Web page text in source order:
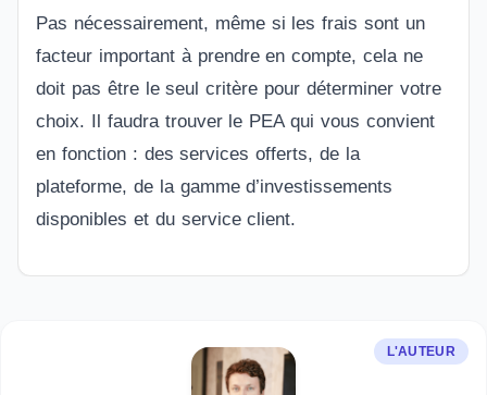
Pas nécessairement, même si les frais sont un
facteur important à prendre en compte, cela ne
doit pas être le seul critère pour déterminer votre
choix. Il faudra trouver le PEA qui vous convient
en fonction : des services offerts, de la
plateforme, de la gamme d’investissements
disponibles et du service client.
L'AUTEUR